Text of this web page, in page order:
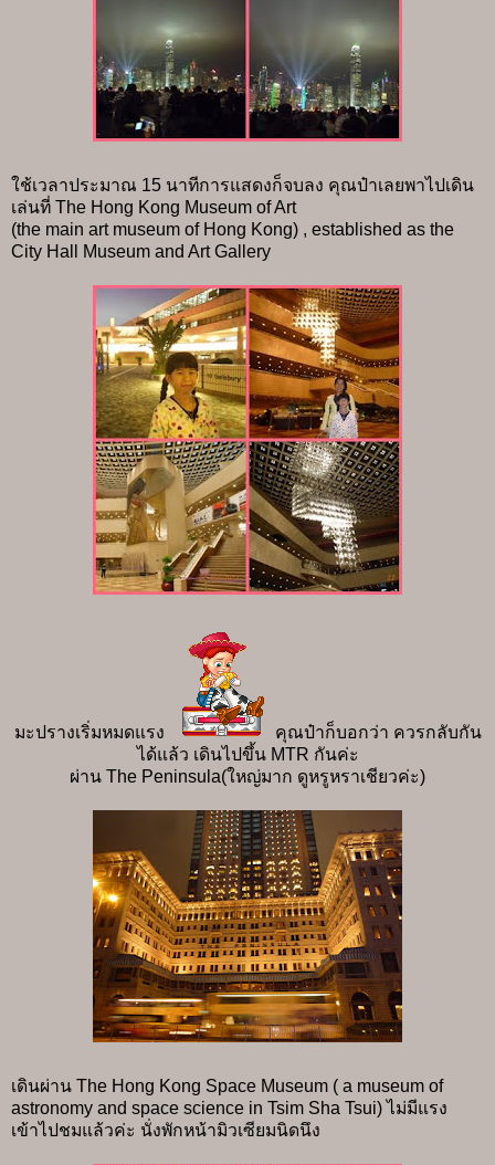
ใช้เวลาประมาณ 15 นาทีการแสดงก็จบลง คุณป๋าเลยพาไปเดิน
เล่นที่ The Hong Kong Museum of Art
(the main art museum of Hong Kong) , established as the
City Hall Museum and Art Gallery
มะปรางเริ่มหมดแรง
คุณป๋าก็บอกว่า ควรกลับกัน
ได้แล้ว เดินไปขึ้น MTR กันค่ะ
ผ่าน The Peninsula(ใหญ่มาก ดูหรูหราเชียวค่ะ)
เดินผ่าน The Hong Kong Space Museum ( a museum of
astronomy and space science in Tsim Sha Tsui) ไม่มีแรง
เข้าไปชมแล้วค่ะ นั่งพักหน้ามิวเซียมนิดนึง